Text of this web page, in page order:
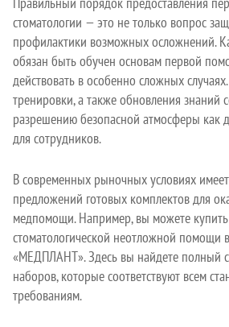
стоматологии — это не только вопрос
профилактики возможных осложнений.
обязан быть обучен основам первой
действовать в особенно сложных
тренировки, а также обновления знаний
разрешению безопасной атмосферы как
для сотрудников.
В современных рыночных условиях
предложений готовых комплектов для
медпомощи. Например, вы можете купить
стоматологической неотложной помощи
«МЕДПЛАНТ». Здесь вы найдете полный
наборов, которые соответствуют всем
требованиям.